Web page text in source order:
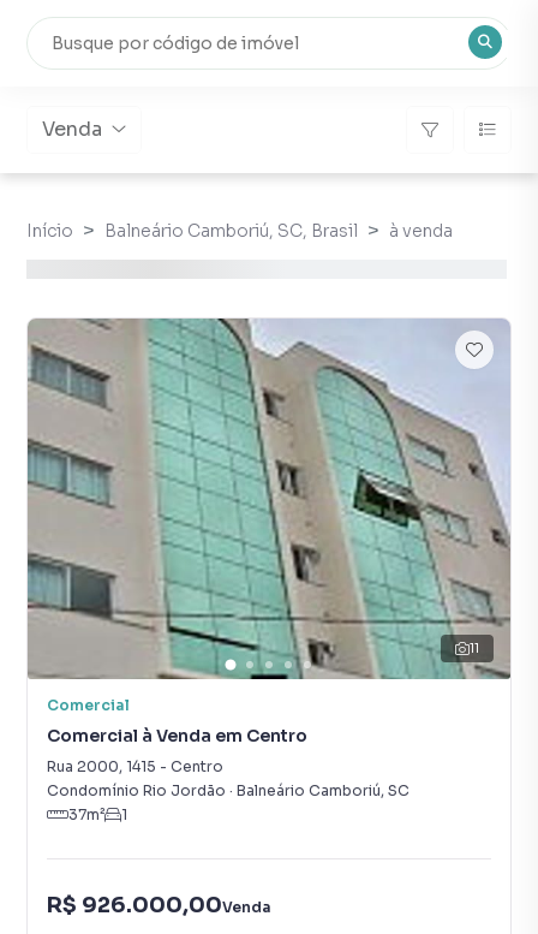
Venda
Início Balneário Camboriú, SC, Brasil à venda
11
Comercial
Comercial à Venda em Centro
Rua 2000, 1415 - Centro
Condomínio Rio Jordão · Balneário Camboriú, SC
37m² 1
R$ 926.000,00Venda